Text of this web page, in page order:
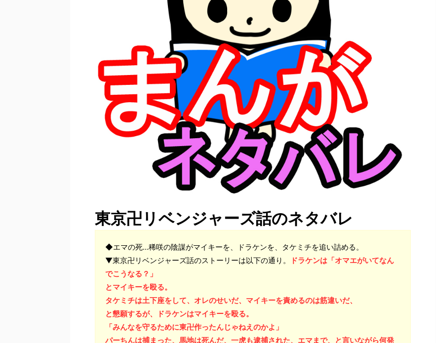
東京卍リベンジャーズ話のネタバレ
◆エマの死…稀咲の陰謀がマイキーを、ドラケンを、タケミチを追い詰める。
▼東京卍リベンジャーズ話のストーリーは以下の通り。
ドラケンは「オマエがいてなん
でこうなる？」
とマイキーを殴る。
タケミチは土下座をして、オレのせいだ、マイキーを責めるのは筋違いだ、
と懇願するが、ドラケンはマイキーを殴る。
「みんなを守るために東卍作ったんじゃねえのかよ」
パーちんは捕まった、馬地は死んだ、一虎も逮捕された、エマまで、と言いながら何発